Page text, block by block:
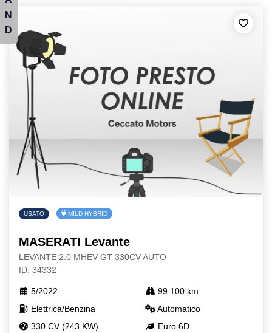
USATO MILD HYBRID
MASERATI Levante
LEVANTE 2.0 MHEV GT 330CV AUTO
ID: 34332
5/2022
99.100 km
Elettrica/Benzina
Automatico
330 CV (243 KW)
Euro 6D
N
D